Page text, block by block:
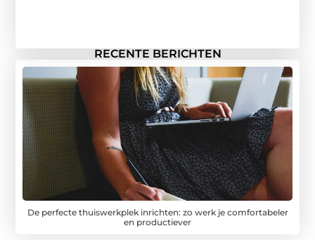
RECENTE BERICHTEN
De perfecte thuiswerkplek inrichten: zo werk je comfortabeler
en productiever